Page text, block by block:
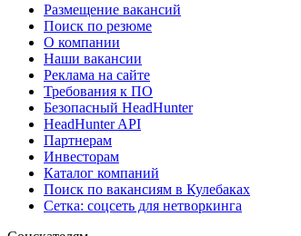
Размещение вакансий
Поиск по резюме
О компании
Наши вакансии
Реклама на сайте
Требования к ПО
Безопасный HeadHunter
HeadHunter API
Партнерам
Инвесторам
Каталог компаний
Поиск по вакансиям в Кулебаках
Сетка: соцсеть для нетворкинга